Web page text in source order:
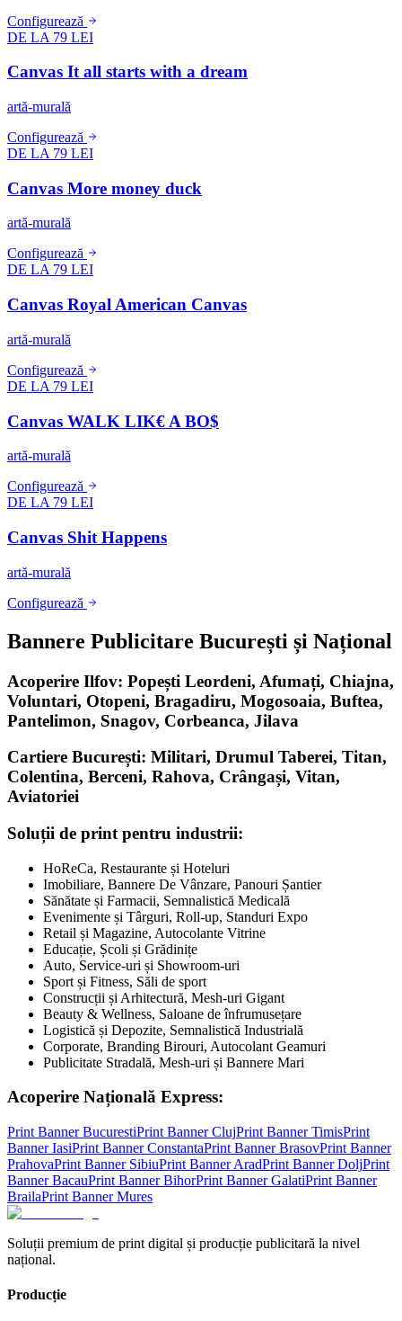
Configurează
DE LA 79 LEI
Canvas It all starts with a dream
artă-murală
Configurează
DE LA 79 LEI
Canvas More money duck
artă-murală
Configurează
DE LA 79 LEI
Canvas Royal American Canvas
artă-murală
Configurează
DE LA 79 LEI
Canvas WALK LIK€ A BO$
artă-murală
Configurează
DE LA 79 LEI
Canvas Shit Happens
artă-murală
Configurează
Bannere Publicitare București și Național
Acoperire Ilfov: Popești Leordeni, Afumați, Chiajna,
Voluntari, Otopeni, Bragadiru, Mogosoaia, Buftea,
Pantelimon, Snagov, Corbeanca, Jilava
Cartiere București: Militari, Drumul Taberei, Titan,
Colentina, Berceni, Rahova, Crângași, Vitan,
Aviatoriei
Soluții de print pentru industrii:
HoReCa, Restaurante și Hoteluri
Imobiliare, Bannere De Vânzare, Panouri Șantier
Sănătate și Farmacii, Semnalistică Medicală
Evenimente și Târguri, Roll-up, Standuri Expo
Retail și Magazine, Autocolante Vitrine
Educație, Școli și Grădinițe
Auto, Service-uri și Showroom-uri
Sport și Fitness, Săli de sport
Construcții și Arhitectură, Mesh-uri Gigant
Beauty & Wellness, Saloane de înfrumusețare
Logistică și Depozite, Semnalistică Industrială
Corporate, Branding Birouri, Autocolant Geamuri
Publicitate Stradală, Mesh-uri și Bannere Mari
Acoperire Națională Express:
Print BannerBucurestiPrint BannerClujPrint BannerTimisPrint
BannerIasiPrint BannerConstantaPrint BannerBrasovPrint Banner
PrahovaPrint Banner SibiuPrint BannerAradPrint BannerDoljPrint
BannerBacauPrint BannerBihorPrint BannerGalatiPrint Banner
BrailaPrint BannerMures
Soluții premium de print digital și producție publicitară la nivel
național.
Producție